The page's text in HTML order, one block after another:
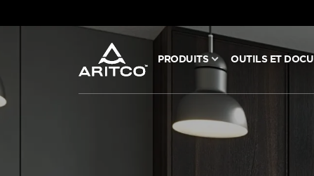
PRODUITS OUTILS ET